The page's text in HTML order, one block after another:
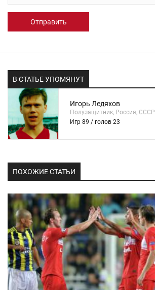
Отправить
В СТАТЬЕ УПОМЯНУТ
Игорь Ледяхов
Полузащитник, Россия, СССР
Игр 89 / голов 23
ПОХОЖИЕ СТАТЬИ